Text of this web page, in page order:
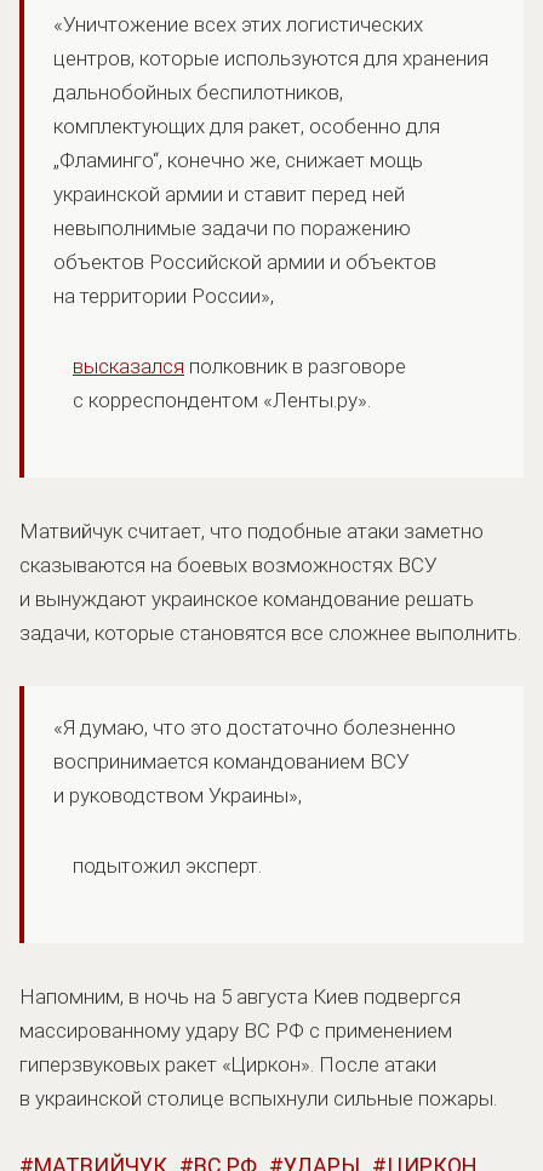
«Уничтожение всех этих логистических
центров, которые используются для хранения
дальнобойных беспилотников,
комплектующих для ракет, особенно для
„Фламинго“, конечно же, снижает мощь
украинской армии и ставит перед ней
невыполнимые задачи по поражению
объектов Российской армии и объектов
на территории России»,
высказался полковник в разговоре
с корреспондентом «Ленты.ру».
Матвийчук считает, что подобные атаки заметно
сказываются на боевых возможностях ВСУ
и вынуждают украинское командование решать
задачи, которые становятся все сложнее выполнить.
«Я думаю, что это достаточно болезненно
воспринимается командованием ВСУ
и руководством Украины»,
подытожил эксперт.
Напомним, в ночь на 5 августа Киев подвергся
массированному удару ВС РФ с применением
гиперзвуковых ракет «Циркон». После атаки
в украинской столице вспыхнули сильные пожары.
МАТВИЙЧУК ВС РФ УДАРЫ ЦИРКОН